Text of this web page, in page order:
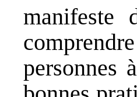
manifeste
personnes